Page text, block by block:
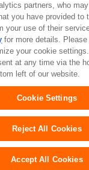
ー よく
© moony.com All rights
partners, who
you have provided to
your use of their
for more details.
your cookie
at any time via the
left of our website.
Cookie Settings
Reject All Cookies
Accept All Cookies